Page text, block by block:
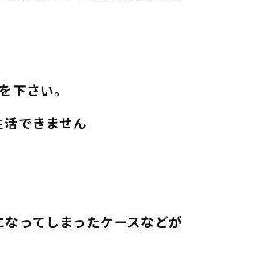
下さい。
できません
ってしまったケースなどが